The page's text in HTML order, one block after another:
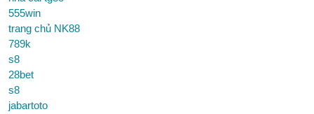
555win
trang chủ NK88
789k
s8
28bet
s8
jabartoto